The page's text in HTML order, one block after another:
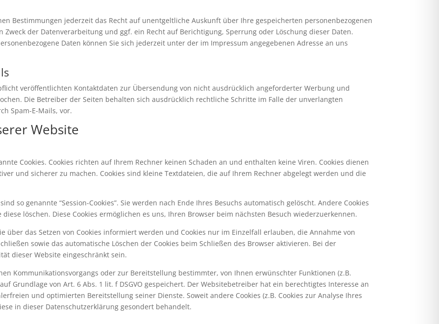
Bestimmungen jederzeit das Recht auf unentgeltliche Auskunft über Ihre gespeicherten personenbezogenen
der Datenverarbeitung und ggf. ein Recht auf Berichtigung, Sperrung oder Löschung dieser Daten.
Daten können Sie sich jederzeit unter der im Impressum angegebenen Adresse an uns
veröffentlichten Kontaktdaten zur Übersendung von nicht ausdrücklich angeforderter Werbung und
Die Betreiber der Seiten behalten sich ausdrücklich rechtliche Schritte im Falle der unverlangten
Spam-E-Mails, vor.
Website
Cookies. Cookies richten auf Ihrem Rechner keinen Schaden an und enthalten keine Viren. Cookies dienen
und sicherer zu machen. Cookies sind kleine Textdateien, die auf Ihrem Rechner abgelegt werden und die
so genannte “Session-Cookies”. Sie werden nach Ende Ihres Besuchs automatisch gelöscht. Andere Cookies
löschen. Diese Cookies ermöglichen es uns, Ihren Browser beim nächsten Besuch wiederzuerkennen.
über das Setzen von Cookies informiert werden und Cookies nur im Einzelfall erlauben, die Annahme von
sowie das automatische Löschen der Cookies beim Schließen des Browser aktivieren. Bei der
dieser Website eingeschränkt sein.
Kommunikationsvorgangs oder zur Bereitstellung bestimmter, von Ihnen erwünschter Funktionen (z.B.
Grundlage von Art. 6 Abs. 1 lit. f DSGVO gespeichert. Der Websitebetreiber hat ein berechtigtes Interesse an
und optimierten Bereitstellung seiner Dienste. Soweit andere Cookies (z.B. Cookies zur Analyse Ihres
in dieser Datenschutzerklärung gesondert behandelt.